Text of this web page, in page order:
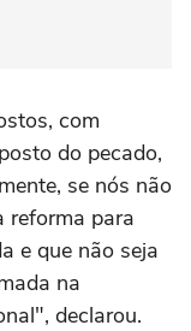
com
do pecado,
se nós não
reforma para
e que não seja
na
declarou.